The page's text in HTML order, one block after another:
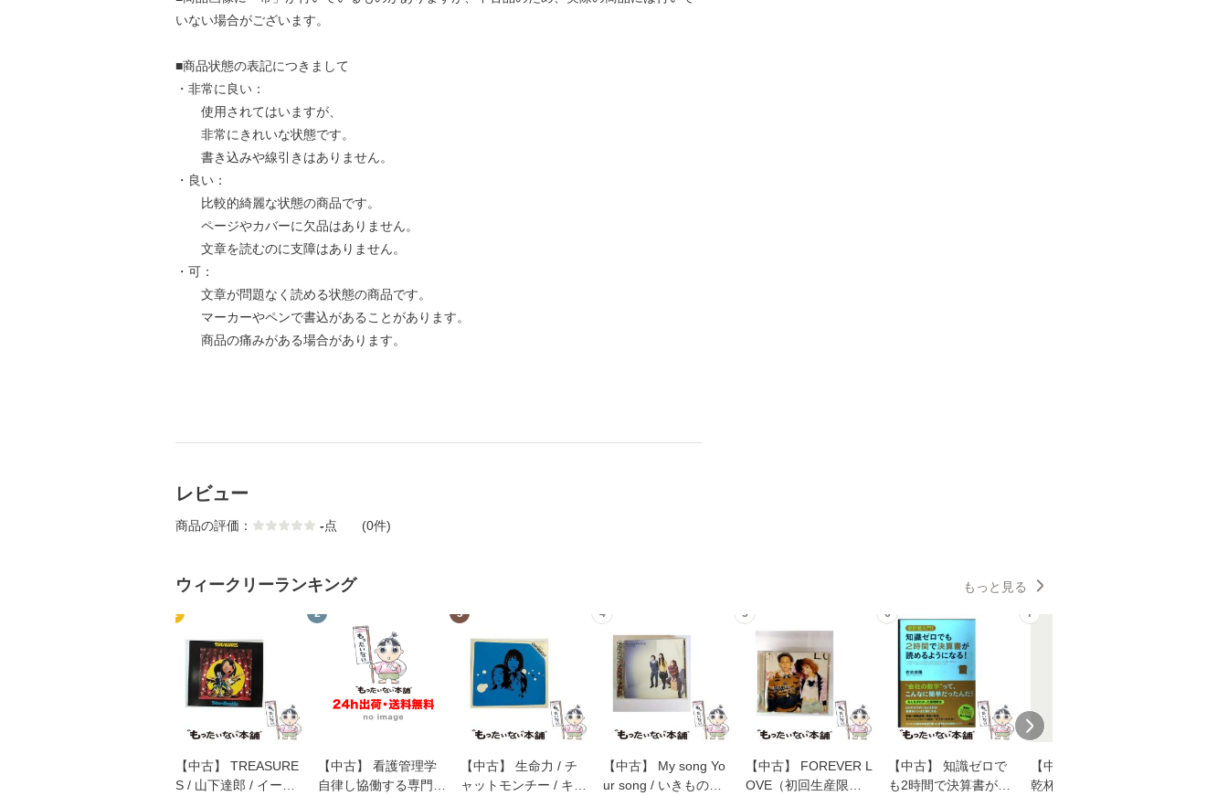
いない場合がございます。
■商品状態の表記につきまして
・非常に良い：
使用されてはいますが、
非常にきれいな状態です。
書き込みや線引きはありません。
・良い：
比較的綺麗な状態の商品です。
ページやカバーに欠品はありません。
文章を読むのに支障はありません。
・可：
文章が問題なく読める状態の商品です。
マーカーやペンで書込があることがあります。
商品の痛みがある場合があります。
レビュー
商品の評価： -点 (0件)
ウィークリーランキング もっと見る
1
【中古】 TREASURE
S / 山下達郎 / イース
2
【中古】 看護管理学
自律し協働する専門職
3
【中古】 生命力 / チ
ャットモンチー / キュ
4
【中古】 My song Yo
ur song / いきものが
5
【中古】 FOREVER L
OVE（初回生産限定
6
【中古】 知識ゼロで
も2時間で決算書が読
7
【中古】 ウインクで
乾杯 (ノン・ポシェッ